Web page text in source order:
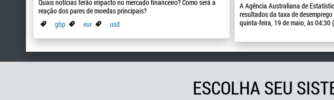
Quais notícias terão impacto no mercado financeiro? Como será a
reação dos pares de moedas principais?
gbp
eur usd
A Agência Australiana de
resultados da taxa de
quinta-feira, 19 de maio, às 04:30
ESCOLHA SEU